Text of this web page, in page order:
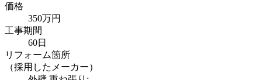
価格
350万円
工事期間
60日
リフォーム箇所
（採用したメーカー）